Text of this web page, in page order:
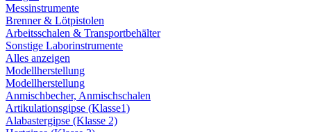
Messinstrumente
Brenner & Lötpistolen
Arbeitsschalen & Transportbehälter
Sonstige Laborinstrumente
Alles anzeigen
Modellherstellung
Modellherstellung
Anmischbecher, Anmischschalen
Artikulationsgipse (Klasse1)
Alabastergipse (Klasse 2)